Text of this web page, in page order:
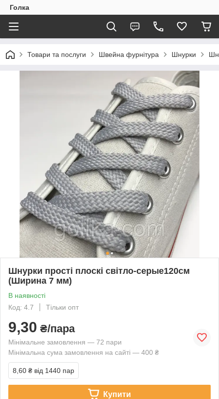
Голка
Товари та послуги Швейна фурнітура Шнурки
Шнурки прості плоскі світло-серые120см
(Ширина 7 мм)
В наявності
Код: 4.7
Тільки опт
9,30 ₴/пара
Мінімальне замовлення — 72 пари
Мінімальна сума замовлення на сайті — 400 ₴
8,60 ₴ від 1440 пар
Купити